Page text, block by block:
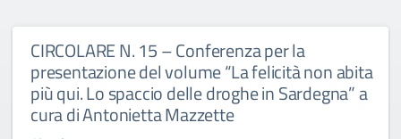
CIRCOLARE N. 15 – Conferenza per la
presentazione del volume “La felicità non abita
più qui. Lo spaccio delle droghe in Sardegna” a
cura di Antonietta Mazzette